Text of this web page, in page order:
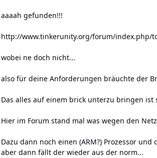
aaaah gefunden!!!
http://www.tinkerunity.org/forum/index.php/
wobei ne doch nicht...
also für deine Anforderungen bräuchte der
Das alles auf einem brick unterzu bringen ist
Hier im Forum stand mal was wegen den
Dazu dann noch einen (ARM?) Prozessor
aber dann fällt der wieder aus der norm...